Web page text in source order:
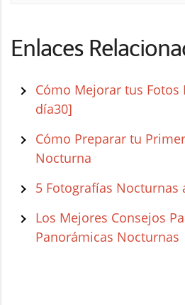
Enlaces
Cómo Mejorar tus Fotos
día30]
Cómo Preparar tu
Nocturna
5 Fotografías Nocturnas
Los Mejores Consejos
Panorámicas Nocturnas